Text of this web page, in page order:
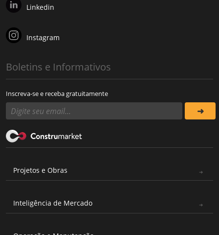
Linkedin
Instagram
Boletins e Informativos
Inscreva-se e receba gratuitamente
Projetos e Obras
Inteligência de Mercado